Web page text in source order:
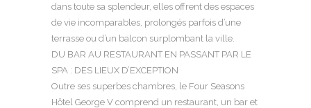
dans toute sa splendeur, elles offrent des espaces
de vie incomparables, prolongés parfois d’une
terrasse ou d’un balcon surplombant la ville.
DU BAR AU RESTAURANT EN PASSANT PAR LE
SPA : DES LIEUX D’EXCEPTION
Outre ses superbes chambres, le Four Seasons
Hôtel George V comprend un restaurant, un bar et